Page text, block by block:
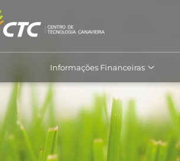
Informações Financeiras